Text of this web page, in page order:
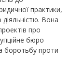
практики,
Вона
про
бюро
боротьбу проти